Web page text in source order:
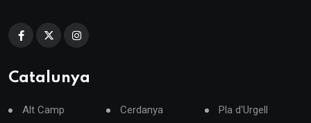
Catalunya
Alt Camp
Cerdanya
Pla d'Urgell